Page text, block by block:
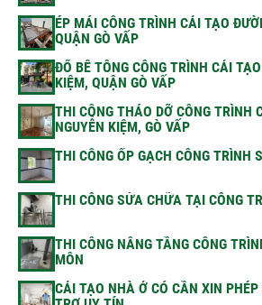
ÉP MÁI CÔNG TRÌNH CẢI TẠO
QUẬN GÒ VẤP
ĐỔ BÊ TÔNG CÔNG TRÌNH CẢI
KIỆM, QUẬN GÒ VẤP
THI CÔNG THÁO DỠ CÔNG TRÌNH
NGUYỄN KIỆM, GÒ VẤP
THI CÔNG ỐP GẠCH CÔNG TRÌNH
THI CÔNG SỬA CHỮA TẠI CÔNG
THI CÔNG NÂNG TẦNG CÔNG
MÔN
CẢI TẠO NHÀ Ở CÓ CẦN XIN